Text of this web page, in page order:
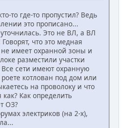
то где-то пропустил? Ведь
это прописано...
Это не ВЛ, а ВЛ
что это медная
имеет охранной зоны и
разместили участки
сети имеют охранную
котлован под дом или
на проволоку и что
Как определить
ОЗ?
электриков (на 2-х),